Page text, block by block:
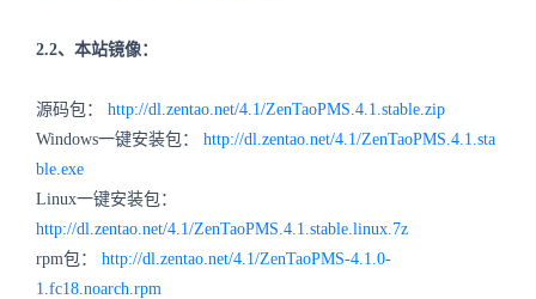
2.2、本站镜像：
源码包： http://dl.zentao.net/4.1/ZenTaoPMS.4.1.stable.zip
Windows一键安装包： http://dl.zentao.net/4.1/ZenTaoPMS.4.1.sta
ble.exe
Linux一键安装包：
http://dl.zentao.net/4.1/ZenTaoPMS.4.1.stable.linux.7z
rpm包： http://dl.zentao.net/4.1/ZenTaoPMS-4.1.0-
1.fc18.noarch.rpm